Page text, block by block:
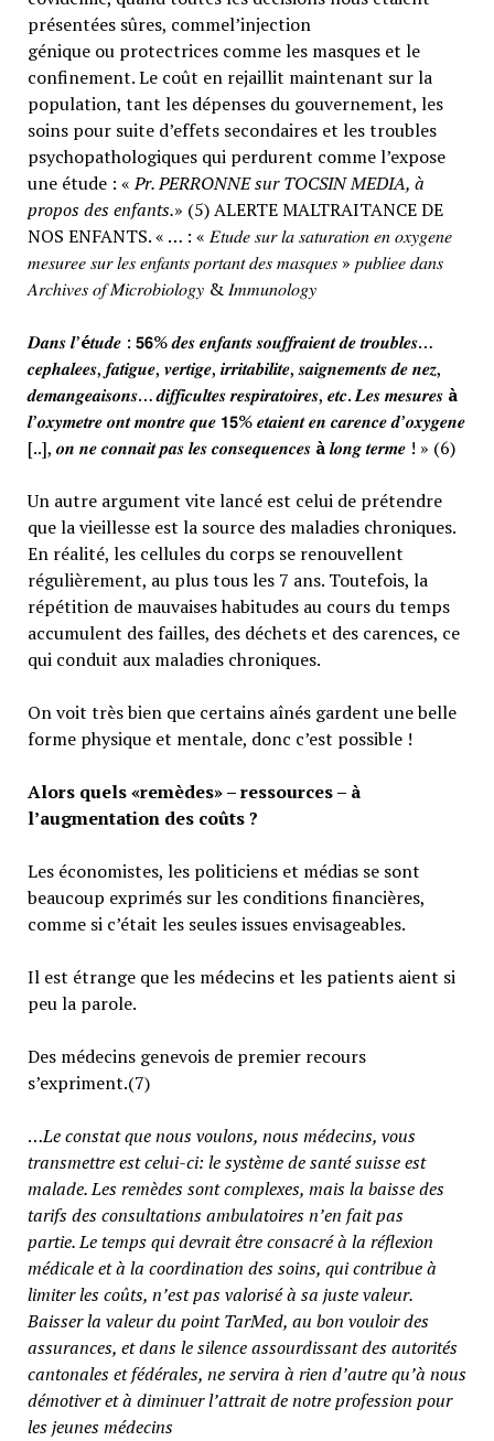
présentées sûres, commel’injection
génique ou protectrices comme les masques et le
confinement. Le coût en rejaillit maintenant sur la
population, tant les dépenses du gouvernement, les
soins pour suite d’effets secondaires et les troubles
psychopathologiques qui perdurent comme l’expose
une étude : «Pr. PERRONNE sur TOCSIN MEDIA, à
propos des enfants.» (5) ALERTE MALTRAITANCE DE
NOS ENFANTS. « … : « 𝐸𝑡𝑢𝑑𝑒 𝑠𝑢𝑟 𝑙𝑎 𝑠𝑎𝑡𝑢𝑟𝑎𝑡𝑖𝑜𝑛 𝑒𝑛 𝑜𝑥𝑦𝑔𝑒𝑛𝑒
𝑚𝑒𝑠𝑢𝑟𝑒𝑒 𝑠𝑢𝑟 𝑙𝑒𝑠 𝑒𝑛𝑓𝑎𝑛𝑡𝑠 𝑝𝑜𝑟𝑡𝑎𝑛𝑡 𝑑𝑒𝑠 𝑚𝑎𝑠𝑞𝑢𝑒𝑠 » 𝑝𝑢𝑏𝑙𝑖𝑒𝑒 𝑑𝑎𝑛𝑠
𝐴𝑟𝑐ℎ𝑖𝑣𝑒𝑠 𝑜𝑓 𝑀𝑖𝑐𝑟𝑜𝑏𝑖𝑜𝑙𝑜𝑔𝑦 & 𝐼𝑚𝑚𝑢𝑛𝑜𝑙𝑜𝑔𝑦
𝑫𝒂𝒏𝒔 𝒍’é𝒕𝒖𝒅𝒆 : 𝟱𝟲% 𝒅𝒆𝒔 𝒆𝒏𝒇𝒂𝒏𝒕𝒔 𝒔𝒐𝒖𝒇𝒇𝒓𝒂𝒊𝒆𝒏𝒕 𝒅𝒆 𝒕𝒓𝒐𝒖𝒃𝒍𝒆𝒔…
𝒄𝒆𝒑𝒉𝒂𝒍𝒆𝒆𝒔, 𝒇𝒂𝒕𝒊𝒈𝒖𝒆, 𝒗𝒆𝒓𝒕𝒊𝒈𝒆, 𝒊𝒓𝒓𝒊𝒕𝒂𝒃𝒊𝒍𝒊𝒕𝒆, 𝒔𝒂𝒊𝒈𝒏𝒆𝒎𝒆𝒏𝒕𝒔 𝒅𝒆 𝒏𝒆𝒛,
𝒅𝒆𝒎𝒂𝒏𝒈𝒆𝒂𝒊𝒔𝒐𝒏𝒔… 𝒅𝒊𝒇𝒇𝒊𝒄𝒖𝒍𝒕𝒆𝒔 𝒓𝒆𝒔𝒑𝒊𝒓𝒂𝒕𝒐𝒊𝒓𝒆𝒔, 𝒆𝒕𝒄. 𝑳𝒆𝒔 𝒎𝒆𝒔𝒖𝒓𝒆𝒔 à
𝒍’𝒐𝒙𝒚𝒎𝒆𝒕𝒓𝒆 𝒐𝒏𝒕 𝒎𝒐𝒏𝒕𝒓𝒆 𝒒𝒖𝒆 𝟭𝟱% 𝒆𝒕𝒂𝒊𝒆𝒏𝒕 𝒆𝒏 𝒄𝒂𝒓𝒆𝒏𝒄𝒆 𝒅’𝒐𝒙𝒚𝒈𝒆𝒏𝒆
[..], 𝒐𝒏 𝒏𝒆 𝒄𝒐𝒏𝒏𝒂𝒊𝒕 𝒑𝒂𝒔 𝒍𝒆𝒔 𝒄𝒐𝒏𝒔𝒆𝒒𝒖𝒆𝒏𝒄𝒆𝒔 à𝒍𝒐𝒏𝒈 𝒕𝒆𝒓𝒎𝒆 ! » (6)
Un autre argument vite lancé est celui de prétendre
que la vieillesse est la source des maladies chroniques.
En réalité, les cellules du corps se renouvellent
régulièrement, au plus tous les 7 ans. Toutefois, la
répétition de mauvaises habitudes au cours du temps
accumulent des failles, des déchets et des carences, ce
qui conduit aux maladies chroniques.
On voit très bien que certains aînés gardent une belle
forme physique et mentale, donc c’est possible !
Alors quels «remèdes» – ressources – à
l’augmentation des coûts ?
Les économistes, les politiciens et médias se sont
beaucoup exprimés sur les conditions financières,
comme si c’était les seules issues envisageables.
Il est étrange que les médecins et les patients aient si
peu la parole.
Des médecins genevois de premier recours
s’expriment.(7)
…Le constat que nous voulons, nous médecins, vous
transmettre est celui-ci: le système de santé suisse est
malade. Les remèdes sont complexes, mais la baisse des
tarifs des consultations ambulatoires n’en fait pas
partie.Le temps qui devrait être consacré à la réflexion
médicale et à la coordination des soins, qui contribue à
limiter les coûts, n’est pas valorisé à sa juste valeur.
Baisser la valeur du point TarMed, au bon vouloir des
assurances, et dans le silence assourdissant des autorités
cantonales et fédérales, ne servira à rien d’autre qu’à nous
démotiver et à diminuer l’attrait de notre profession pour
les jeunes médecins